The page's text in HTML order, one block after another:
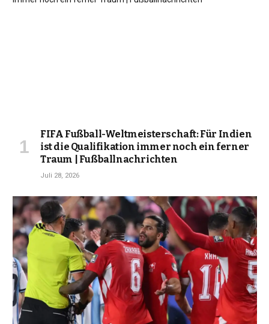
FIFA Fußball-Weltmeisterschaft: Für Indien
ist die Qualifikation immer noch ein ferner
Traum | Fußballnachrichten
Juli 28, 2026